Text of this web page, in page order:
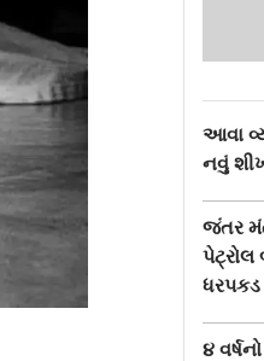
આવા
નવું
જંતર
પેટ્રોલ
ધરપકડ
૪